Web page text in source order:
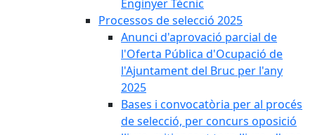
Enginyer Tècnic
Processos de selecció 2025
Anunci d'aprovació parcial de
l'Oferta Pública d'Ocupació de
l'Ajuntament del Bruc per l'any
2025
Bases i convocatòria per al procés
de selecció, per concurs oposició